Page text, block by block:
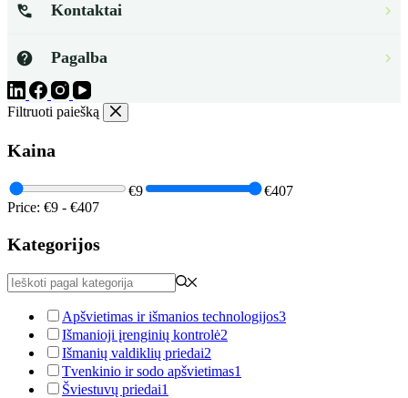
Kontaktai
Pagalba
Filtruoti paiešką
Kaina
€9
€407
Price: €9 - €407
Kategorijos
Apšvietimas ir išmanios technologijos3
Išmanioji įrenginių kontrolė2
Išmanių valdiklių priedai2
Tvenkinio ir sodo apšvietimas1
Šviestuvų priedai1